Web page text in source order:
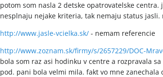
potom som nasla 2 detske opatrovatelske
nesplnaju nejake kriteria, tak nemaju status jasli.
http://www.jasle-vcielka.sk/ - nemam referencie
http://www.zoznam.sk/firmy/s/2657229/DOC-
bola som raz asi hodinku v centre a rozpravala
pod. pani bola velmi mila. fakt vo mne zanechala